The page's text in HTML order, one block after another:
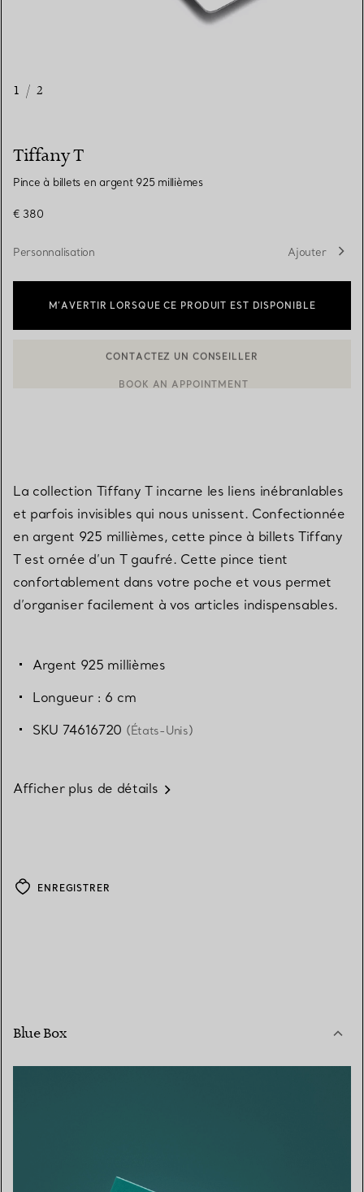
1 / 2
Tiffany T
Pince à billets en argent 925 millièmes
€ 380
Personnalisation Ajouter
M’AVERTIR LORSQUE CE PRODUIT EST DISPONIBLE
La collection Tiffany T incarne les liens inébranlables
et parfois invisibles qui nous unissent. Confectionnée
en argent 925 millièmes, cette pince à billets Tiffany
T est ornée d’un T gaufré. Cette pince tient
confortablement dans votre poche et vous permet
d’organiser facilement à vos articles indispensables.
Argent 925 millièmes
Longueur : 6 cm
SKU 74616720 (États-Unis)
Afficher plus de détails
ENREGISTRER
Blue Box